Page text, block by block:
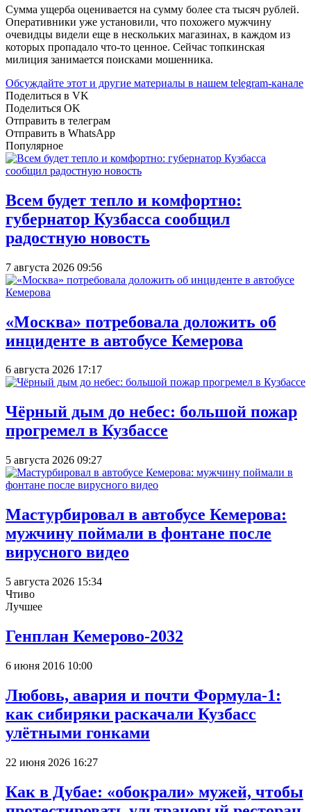
Сумма ущерба оценивается на сумму более ста тысяч рублей.
Оперативники уже установили, что похожего мужчину
очевидцы видели еще в нескольких магазинах, в каждом из
которых пропадало что-то ценное. Сейчас топкинская
милиция занимается поисками мошенника.
Обсуждайте этот и другие материалы в нашем telegram-канале
Поделиться в VK
Поделиться OK
Отправить в телеграм
Отправить в WhatsApp
Популярное
Всем будет тепло и комфортно:
губернатор Кузбасса сообщил
радостную новость
7 августа 2026 09:56
«Москва» потребовала доложить об
инциденте в автобусе Кемерова
6 августа 2026 17:17
Чёрный дым до небес: большой пожар
прогремел в Кузбассе
5 августа 2026 09:27
Мастурбировал в автобусе Кемерова:
мужчину поймали в фонтане после
вирусного видео
5 августа 2026 15:34
Чтиво
Лучшее
Генплан Кемерово-2032
6 июня 2016 10:00
Любовь, авария и почти Формула-1:
как сибиряки раскачали Кузбасс
улётными гонками
22 июня 2026 16:27
Как в Дубае: «обокрали» мужей, чтобы